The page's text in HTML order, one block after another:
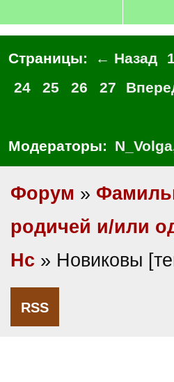
Страницы: ← Назад 1
24
25 26 27
Модераторы: N_Volga
Форум »
родичей и/или
Нс » Новиковы
RSS